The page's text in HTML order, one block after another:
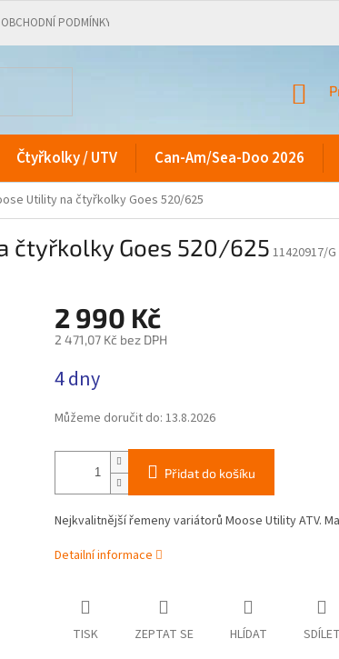
OBCHODNÍ PODMÍNKY
Čtyřkolky / UTV Can-Am/Sea-Doo 2026
Utility na čtyřkolky Goes 520/625
čtyřkolky Goes 520/625 11420917/G
2 990 Kč
2 471,07 Kč bez DPH
cena:
4 dny
Můžeme doručit do: 13.8.2026
Přidat do košíku
Nejkvalitnější řemeny variátorů Moose Utility ATV.
Detailní informace
TISK ZEPTAT SE HLÍDAT SDÍLET